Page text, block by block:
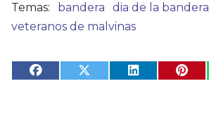
bandera dia de la bandera
veteranos de malvinas